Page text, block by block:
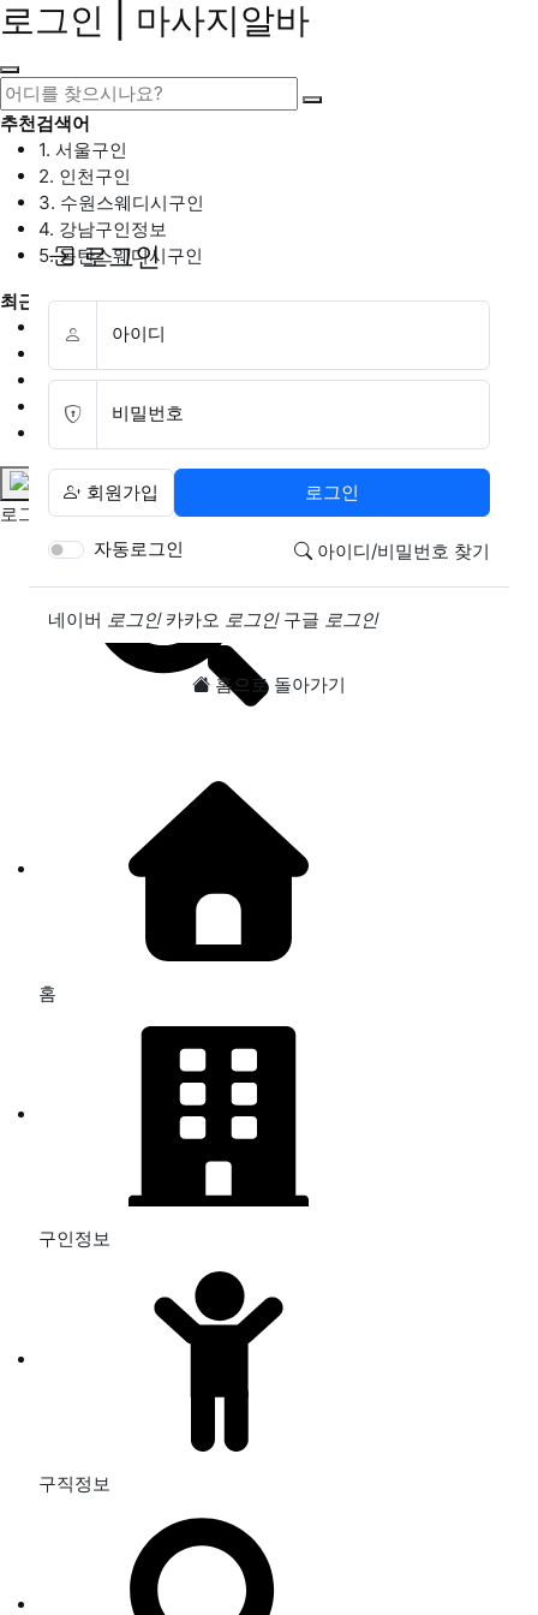
로그인 | 마사지알바
추천검색어
1. 서울구인
2. 인천구인
3. 수원스웨디시구인
4. 강남구인정보
5. 동탄스웨디시구인
최근검색어
1. 일산마사지구인
3. 스웨디시구인
4. 안산스웨디시구인
로그인
로그인
아이디
비밀번호
회원가입 로그인
자동로그인 아이디/비밀번호 찾기
소셜계정으로 로그인
네이버 로그인 카카오 로그인 구글 로그인
홈으로 돌아가기
홈
구인정보
구직정보